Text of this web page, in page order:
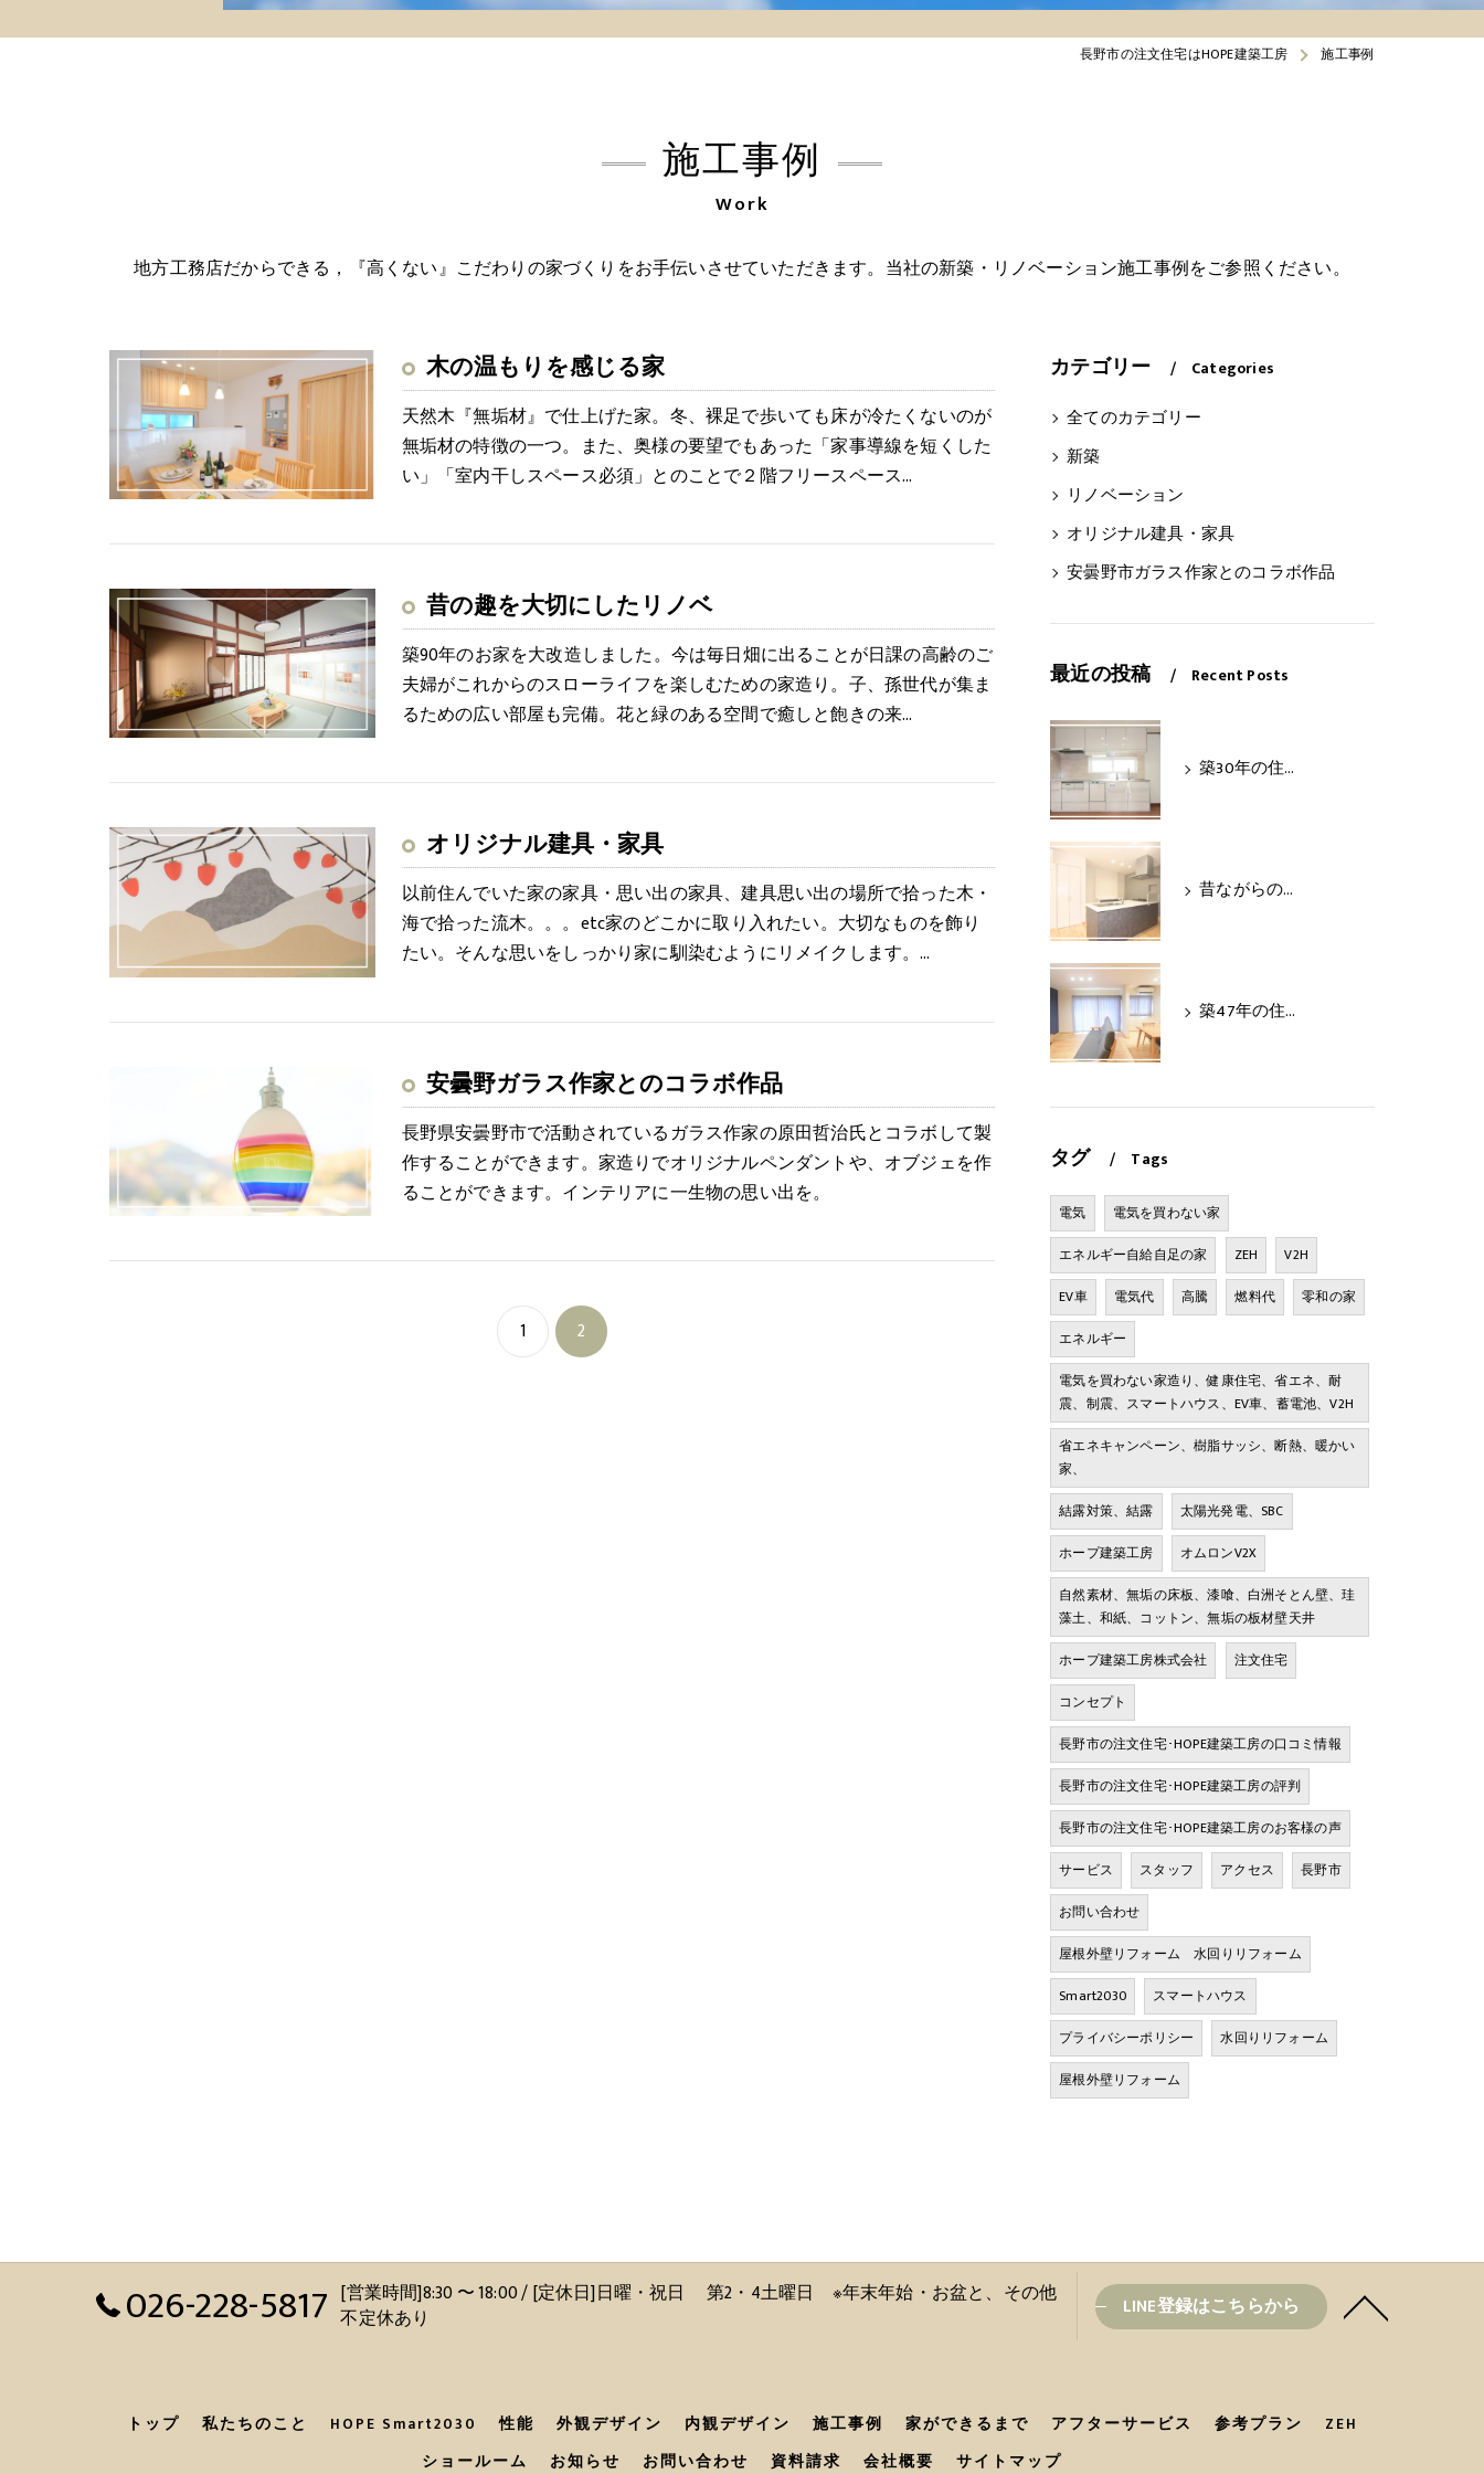
長野市の注文住宅はHOPE建築工房 施工事例
施工事例
Work
地方工務店だからできる，『高くない』こだわりの家づくりをお手伝いさせていただきます。当社の新築・リノベーション施工事例をご参照ください。
木の温もりを感じる家
天然木『無垢材』で仕上げた家。冬、裸足で歩いても床が冷たくないのが
無垢材の特徴の一つ。また、奥様の要望でもあった「家事導線を短くした
い」「室内干しスペース必須」とのことで２階フリースペース…
昔の趣を大切にしたリノベ
築90年のお家を大改造しました。今は毎日畑に出ることが日課の高齢のご
夫婦がこれからのスローライフを楽しむための家造り。子、孫世代が集ま
るための広い部屋も完備。花と緑のある空間で癒しと飽きの来…
オリジナル建具・家具
以前住んでいた家の家具・思い出の家具、建具思い出の場所で拾った木・
海で拾った流木。。。etc家のどこかに取り入れたい。大切なものを飾り
たい。そんな思いをしっかり家に馴染むようにリメイクします。…
安曇野ガラス作家とのコラボ作品
長野県安曇野市で活動されているガラス作家の原田哲治氏とコラボして製
作することができます。家造りでオリジナルペンダントや、オブジェを作
ることができます。インテリアに一生物の思い出を。
1 2
カテゴリー Categories
全てのカテゴリー
新築
リノベーション
オリジナル建具・家具
安曇野市ガラス作家とのコラボ作品
最近の投稿 Recent Posts
築30年の住まいが生まれ変わる水まわり全面リノベーション
昔ながらの台所を、憧れのアイランドキッチンへ
築47年の住まいを、性能で再生
タグ Tags
電気
電気を買わない家
エネルギー自給自足の家
ZEH
V2H
EV車
電気代 高騰 燃料代
零和の家
エネルギー
電気を買わない家造り、健康住宅、省エネ、耐
震、制震、スマートハウス、EV車、蓄電池、V2H
省エネキャンペーン、樹脂サッシ、断熱、暖かい
家、
結露対策、結露
太陽光発電、SBC
ホープ建築工房
オムロンV2X
自然素材、無垢の床板、漆喰、白洲そとん壁、珪
藻土、和紙、コットン、無垢の板材壁天井
ホープ建築工房株式会社
注文住宅
コンセプト
長野市の注文住宅･HOPE建築工房の口コミ情報
長野市の注文住宅･HOPE建築工房の評判
長野市の注文住宅･HOPE建築工房のお客様の声
サービス
スタッフ アクセス
長野市
お問い合わせ
屋根外壁リフォーム 水回りリフォーム
Smart2030
スマートハウス
プライバシーポリシー
水回りリフォーム
屋根外壁リフォーム
026-228-5817 [営業時間]8:30 〜 18:00 / [定休日]日曜・祝日 第2・4土曜日 ※年末年始・お盆と、その他
不定休あり
LINE登録はこちらから
トップ 私たちのこと HOPE Smart2030 性能 外観デザイン 内観デザイン 施工事例 家ができるまで アフターサービス 参考プラン
ZEH
ショールーム
お知らせ お問い合わせ 資料請求 会社概要 サイトマップ